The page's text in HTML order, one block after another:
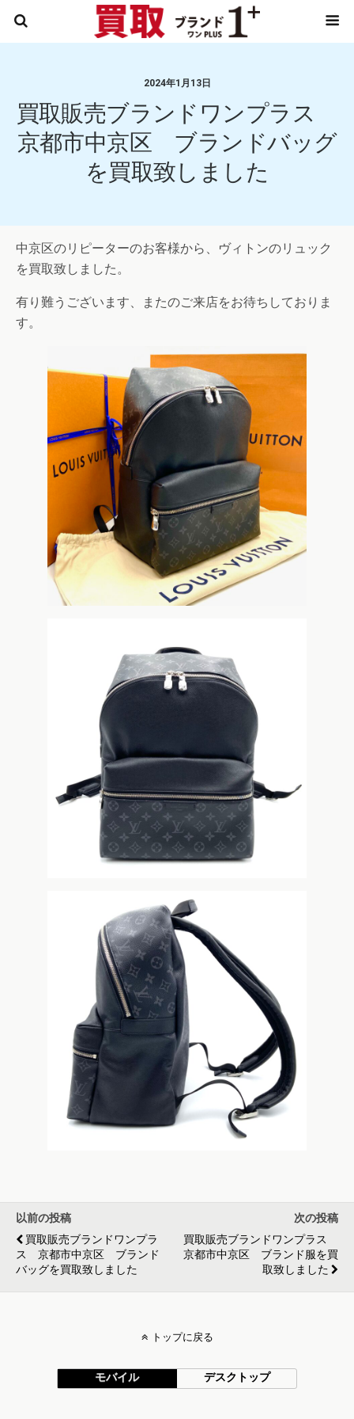
2024年1月13日
買取販売ブランドワンプラス
京都市中京区 ブランドバッグ
を買取致しました
中京区のリピーターのお客様から、ヴィトンのリュック
を買取致しました。
有り難うございます、またのご来店をお待ちしておりま
す。
以前の投稿
買取販売ブランドワンプラ
ス 京都市中京区 ブランド
バッグを買取致しました
次の投稿
買取販売ブランドワンプラス
京都市中京区 ブランド服を買
取致しました
トップに戻る
モバイル デスクトップ